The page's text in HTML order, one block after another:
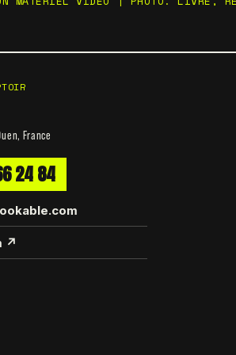
France
24 84
↗